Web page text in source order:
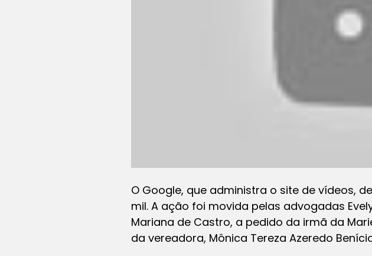
O Google, que administra o site de vídeos,
mil. A ação foi movida pelas advogadas
Mariana de Castro, a pedido da irmã da
da vereadora, Mônica Tereza Azeredo